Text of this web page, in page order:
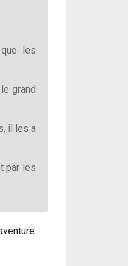
les
grand
il les a
par les